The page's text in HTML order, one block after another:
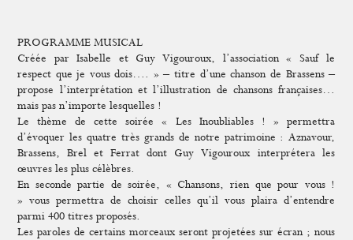
PROGRAMME MUSICAL
Créée parIsabelle et Guy Vigouroux, l’association« Sauf le
respect que je vous dois…. »– titre d’une chanson de Brassens –
propose l’interprétation et l’illustration de chansons françaises…
mais pas n’importe lesquelles !
Le thème de cette soirée« Les Inoubliables ! »permettra
d’évoquer les quatre très grands de notre patrimoine : Aznavour,
Brassens, Brel et Ferratdont Guy Vigouroux interprétera les
œuvres les plus célèbres.
En seconde partie de soirée, « Chansons, rien que pour vous !
»vous permettra de choisir celles qu’il vous plaira d’entendre
parmi 400 titres proposés.
Les paroles de certains morceaux seront projetées sur écran ; nous